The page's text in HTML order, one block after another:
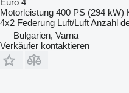
Motorleistung 400 PS (294 kW)
4x2 Federung Luft/LuftAnzahl
Bulgarien, Varna
Verkäufer kontaktieren